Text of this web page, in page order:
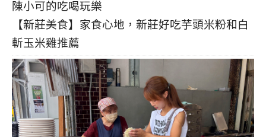
【新莊美食】家食心地，新莊好吃芋頭米粉和白
斬玉米雞推薦